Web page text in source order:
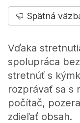
Spätná
Vďaka
spolupráca
stretnúť s
rozprávať sa s
počítač,
zdieľať obsah.